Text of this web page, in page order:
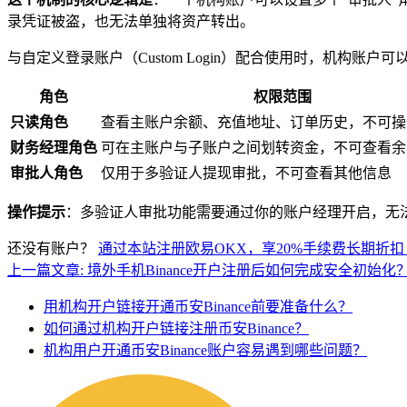
录凭证被盗，也无法单独将资产转出。
与自定义登录账户（Custom Login）配合使用时，机构账户可
角色
权限范围
只读角色
查看主账户余额、充值地址、订单历史，不可
财务经理角色 可在主账户与子账户之间划转资金，不可查看
审批人角色
仅用于多验证人提现审批，不可查看其他信息
操作提示：多验证人审批功能需要通过你的账户经理开启，
还没有账户？ 通过本站注册欧易OKX，享20%手续费长期折
上一篇文章: 境外手机Binance开户注册后如何完成安全初始化
用机构开户链接开通币安Binance前要准备什么？
如何通过机构开户链接注册币安Binance？
机构用户开通币安Binance账户容易遇到哪些问题？